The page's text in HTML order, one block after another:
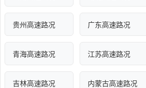
贵州高速路况 广东高速路况
青海高速路况 江苏高速路况
吉林高速路况 内蒙古高速路况